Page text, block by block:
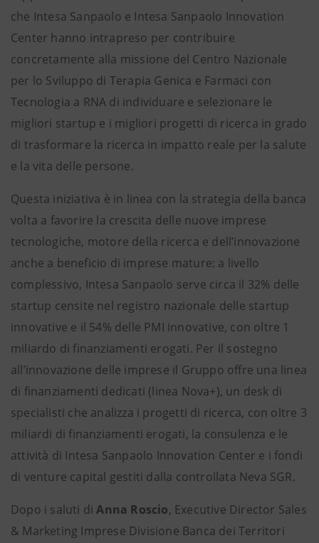
che Intesa Sanpaolo e Intesa Sanpaolo Innovation
Center hanno intrapreso per contribuire
concretamente alla missione del Centro Nazionale
per lo Sviluppo di Terapia Genica e Farmaci con
Tecnologia a RNA di individuare e selezionare le
migliori startup e i migliori progetti di ricerca in grado
di trasformare la ricerca in impatto reale per la salute
e la vita delle persone.
Questa iniziativa è in linea con la strategia della banca
volta a favorire la crescita delle nuove imprese
tecnologiche, motore della ricerca e dell’innovazione
anche a beneficio di imprese mature: a livello
complessivo, Intesa Sanpaolo serve circa il 32% delle
startup censite nel registro nazionale delle startup
innovative e il 54% delle PMI innovative, con oltre 1
miliardo di finanziamenti erogati. Per il sostegno
all’innovazione delle imprese il Gruppo offre una linea
di finanziamenti dedicati (linea Nova+), un desk di
specialisti che analizza i progetti di ricerca, con oltre 3
miliardi di finanziamenti erogati, la consulenza e le
attività di Intesa Sanpaolo Innovation Center e i fondi
di venture capital gestiti dalla controllata Neva SGR.
Dopo i saluti diAnna Roscio, Executive Director Sales
& Marketing Imprese Divisione Banca dei Territori